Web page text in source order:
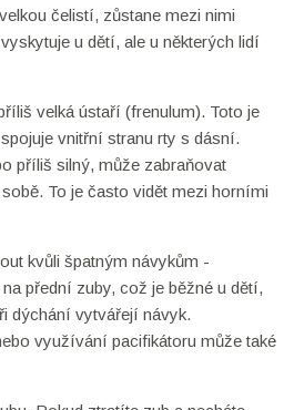
čelistí, zůstane mezi nimi
u dětí, ale u některých lidí
velká ústaří (frenulum). Toto je
vnitřní stranu rty s dásní.
příliš silný, může zabraňovat
To je často vidět mezi horními
kvůli špatným návykům -
přední zuby, což je běžné u dětí,
dýchání vytvářejí návyk.
využívání pacifikátoru může také